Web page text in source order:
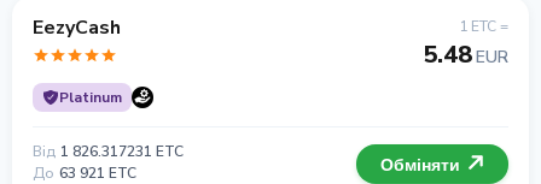
EezyCash
Platinum
1 ETC =
5.48EUR
Від 1 826.317231 ETC
До 63 921 ETC Обміняти